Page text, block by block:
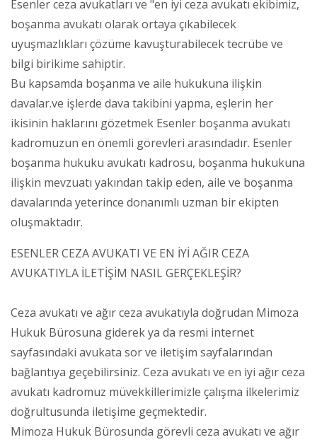
Esenler ceza avukatları ve "en iyi ceza avukatı ekibimiz,
boşanma avukatı olarak ortaya çıkabilecek
uyuşmazlıkları çözüme kavuşturabilecek tecrübe ve
bilgi birikime sahiptir.
Bu kapsamda boşanma ve aile hukukuna ilişkin
davalar.ve işlerde dava takibini yapma, eşlerin her
ikisinin haklarını gözetmek Esenler boşanma avukatı
kadromuzun en önemli görevleri arasındadır. Esenler
boşanma hukuku avukatı kadrosu, boşanma hukukuna
ilişkin mevzuatı yakından takip eden, aile ve boşanma
davalarında yeterince donanımlı uzman bir ekipten
oluşmaktadır.
ESENLER CEZA AVUKATI VE EN İYİ AĞIR CEZA
AVUKATIYLA İLETİŞİM NASIL GERÇEKLEŞİR?
Ceza avukatı ve ağır ceza avukatıyla doğrudan Mimoza
Hukuk Bürosuna giderek ya da resmi internet
sayfasındaki avukata sor ve iletişim sayfalarından
bağlantıya geçebilirsiniz. Ceza avukatı ve en iyi ağır ceza
avukatı kadromuz müvekkillerimizle çalışma ilkelerimiz
doğrultusunda iletişime geçmektedir.
Mimoza Hukuk Bürosunda görevli ceza avukatı ve ağır